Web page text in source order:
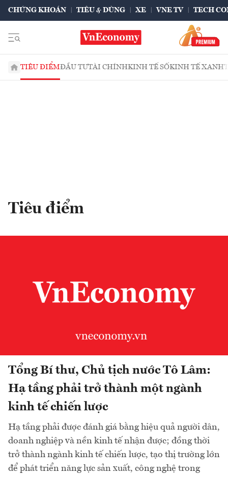
CHỨNG KHOÁN TIÊU & DÙNG XE VNE TV TECH
TIÊU ĐIỂMĐẦU TƯTÀI CHÍNHKINH TẾ SỐKINH TẾ XANH
Tiêu điểm
Tổng Bí thư, Chủ tịch nước Tô Lâm:
Hạ tầng phải trở thành một ngành
kinh tế chiến lược
Hạ tầng phải được đánh giá bằng hiệu quả người dân,
doanh nghiệp và nền kinh tế nhận được; đồng thời
trở thành ngành kinh tế chiến lược, tạo thị trường lớn
để phát triển năng lực sản xuất, công nghệ trong